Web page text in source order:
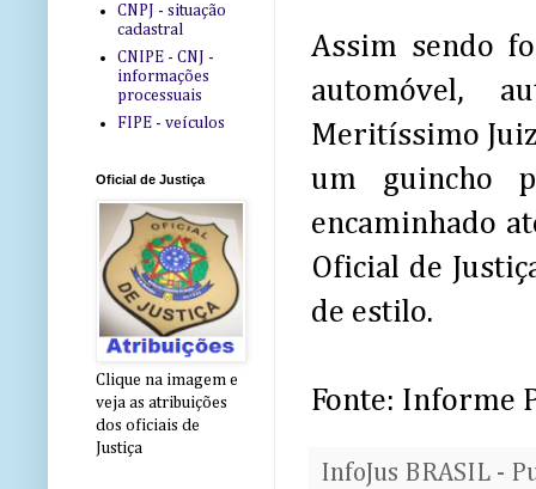
Assim sendo
automóvel,
Meritíssimo
um guincho
encaminhado
Oficial de
de estilo.
Fonte: Informe
InfoJus BRASIL -
CNPJ - situação
cadastral
CNIPE - CNJ -
informações
processuais
FIPE - veículos
Oficial de Justiça
Clique na imagem e
veja as atribuições
dos oficiais de
Justiça